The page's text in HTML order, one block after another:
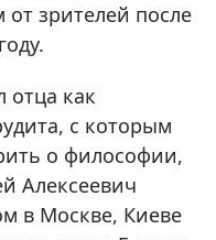
зрителей после
отца как
с которым
о философии,
Алексеевич
в Москве, Киеве